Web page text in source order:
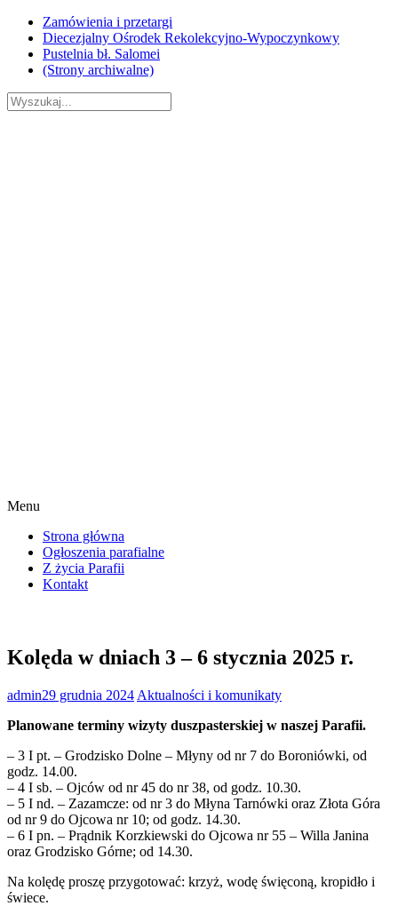
Skip
content
Zamówienia i przetargi
Diecezjalny Ośrodek Rekolekcyjno-Wypoczynkowy
Pustelnia bł. Salomei
(Strony archiwalne)
Menu
Strona główna
Ogłoszenia parafialne
Z życia Parafii
Kontakt
Kolęda w dniach 3 – 6 stycznia 2025 r.
admin29 grudnia 2024 Aktualności i komunikaty
Planowane terminy wizyty duszpasterskiej w naszej Parafii.
– 3 I pt. – Grodzisko Dolne – Młyny od nr 7 do Boroniówki, od
godz. 14.00.
– 4 I sb. – Ojców od nr 45 do nr 38, od godz. 10.30.
– 5 I nd. – Zazamcze: od nr 3 do Młyna Tarnówki oraz Złota Góra
od nr 9 do Ojcowa nr 10; od godz. 14.30.
– 6 I pn. – Prądnik Korzkiewski do Ojcowa nr 55 – Willa Janina
oraz Grodzisko Górne; od 14.30.
Na kolędę proszę przygotować: krzyż, wodę święconą, kropidło i
świece.